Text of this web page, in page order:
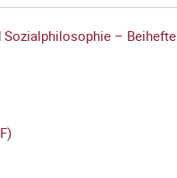
Sozialphilosophie – Beihefte